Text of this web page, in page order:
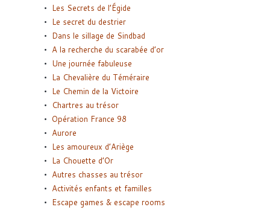
Les Secrets de l’Égide
Le secret du destrier
Dans le sillage de Sindbad
A la recherche du scarabée d’or
Une journée fabuleuse
La Chevalière du Téméraire
Le Chemin de la Victoire
Chartres au trésor
Opération France 98
Aurore
Les amoureux d’Ariège
La Chouette d’Or
Autres chasses au trésor
Activités enfants et familles
Escape games & escape rooms